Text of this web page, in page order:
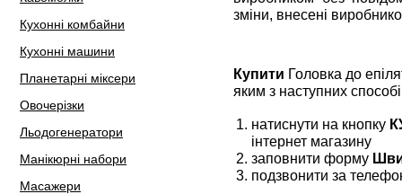
Кухонні комбайни
Кухонні машини
Планетарні міксери
Овочерізки
Льодогенератори
Манікюрні набори
Масажери
зміни, внесені
Купити Головка до
яким з наступних
натиснути на кнопку
інтернет магазину
заповнити форму
подзвонити за